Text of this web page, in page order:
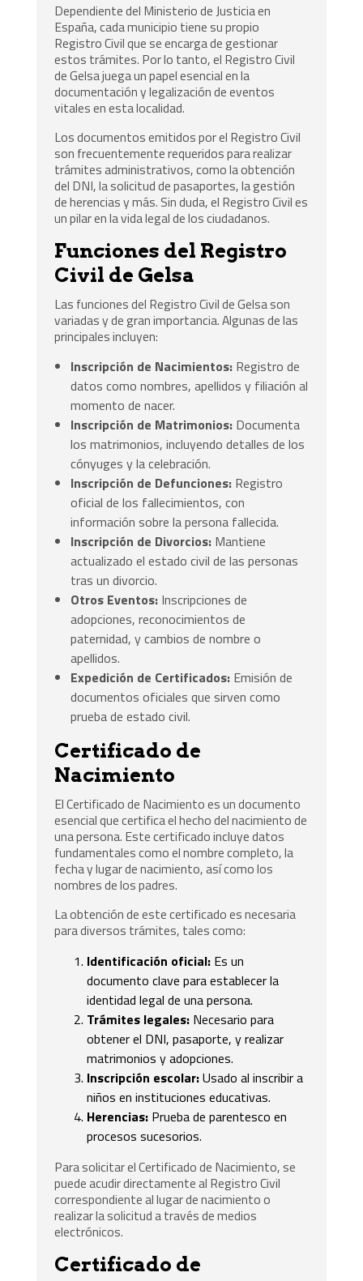
Dependiente del Ministerio de Justicia en
España, cada municipio tiene su propio
Registro Civil que se encarga de gestionar
estos trámites. Por lo tanto, el Registro Civil
de Gelsa juega un papel esencial en la
documentación y legalización de eventos
vitales en esta localidad.
Los documentos emitidos por el Registro Civil
son frecuentemente requeridos para realizar
trámites administrativos, como la obtención
del DNI, la solicitud de pasaportes, la gestión
de herencias y más. Sin duda, el Registro Civil es
un pilar en la vida legal de los ciudadanos.
Funciones del Registro
Civil de Gelsa
Las funciones del Registro Civil de Gelsa son
variadas y de gran importancia. Algunas de las
principales incluyen:
Inscripción de Nacimientos: Registro de
datos como nombres, apellidos y filiación al
momento de nacer.
Inscripción de Matrimonios: Documenta
los matrimonios, incluyendo detalles de los
cónyuges y la celebración.
Inscripción de Defunciones: Registro
oficial de los fallecimientos, con
información sobre la persona fallecida.
Inscripción de Divorcios: Mantiene
actualizado el estado civil de las personas
tras un divorcio.
Otros Eventos: Inscripciones de
adopciones, reconocimientos de
paternidad, y cambios de nombre o
apellidos.
Expedición de Certificados: Emisión de
documentos oficiales que sirven como
prueba de estado civil.
Certificado de
Nacimiento
El Certificado de Nacimiento es un documento
esencial que certifica el hecho del nacimiento de
una persona. Este certificado incluye datos
fundamentales como el nombre completo, la
fecha y lugar de nacimiento, así como los
nombres de los padres.
La obtención de este certificado es necesaria
para diversos trámites, tales como:
Identificación oficial: Es un
documento clave para establecer la
identidad legal de una persona.
Trámites legales: Necesario para
obtener el DNI, pasaporte, y realizar
matrimonios y adopciones.
Inscripción escolar:Usado al inscribir a
niños en instituciones educativas.
Herencias: Prueba de parentesco en
procesos sucesorios.
Para solicitar el Certificado de Nacimiento, se
puede acudir directamente al Registro Civil
correspondiente al lugar de nacimiento o
realizar la solicitud a través de medios
electrónicos.
Certificado de